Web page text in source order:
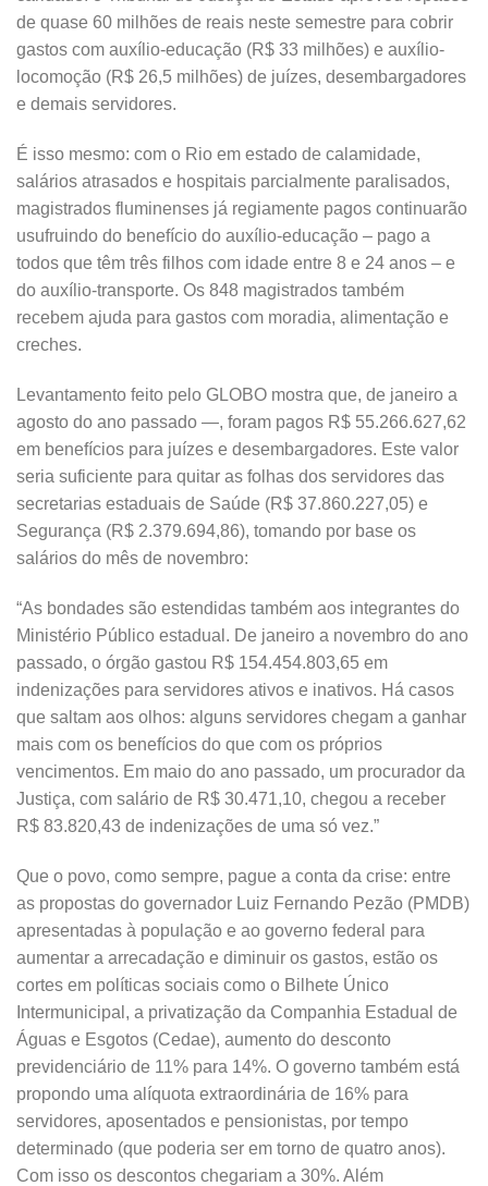
de quase 60 milhões de reais neste semestre para cobrir
gastos com auxílio-educação (R$ 33 milhões) e auxílio-
locomoção (R$ 26,5 milhões) de juízes, desembargadores
e demais servidores.
É isso mesmo: com o Rio em estado de calamidade,
salários atrasados e hospitais parcialmente paralisados,
magistrados fluminenses já regiamente pagos continuarão
usufruindo do benefício do auxílio-educação – pago a
todos que têm três filhos com idade entre 8 e 24 anos – e
do auxílio-transporte. Os 848 magistrados também
recebem ajuda para gastos com moradia, alimentação e
creches.
Levantamento feito pelo GLOBO mostra que, de janeiro a
agosto do ano passado —, foram pagos R$ 55.266.627,62
em benefícios para juízes e desembargadores. Este valor
seria suficiente para quitar as folhas dos servidores das
secretarias estaduais de Saúde (R$ 37.860.227,05) e
Segurança (R$ 2.379.694,86), tomando por base os
salários do mês de novembro:
“As bondades são estendidas também aos integrantes do
Ministério Público estadual. De janeiro a novembro do ano
passado, o órgão gastou R$ 154.454.803,65 em
indenizações para servidores ativos e inativos. Há casos
que saltam aos olhos: alguns servidores chegam a ganhar
mais com os benefícios do que com os próprios
vencimentos. Em maio do ano passado, um procurador da
Justiça, com salário de R$ 30.471,10, chegou a receber
R$ 83.820,43 de indenizações de uma só vez.”
Que o povo, como sempre, pague a conta da crise: entre
as propostas do governador Luiz Fernando Pezão (PMDB)
apresentadas à população e ao governo federal para
aumentar a arrecadação e diminuir os gastos, estão os
cortes em políticas sociais como o Bilhete Único
Intermunicipal, a privatização da Companhia Estadual de
Águas e Esgotos (Cedae), aumento do desconto
previdenciário de 11% para 14%. O governo também está
propondo uma alíquota extraordinária de 16% para
servidores, aposentados e pensionistas, por tempo
determinado (que poderia ser em torno de quatro anos).
Com isso os descontos chegariam a 30%. Além